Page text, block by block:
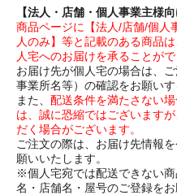
【法人・店舗・個人事業主様
商品ページに【法人/店舗/個人
人のみ】等と記載のある商品
人宅へのお届けを承ることがで
お届け先が個人宅の場合は、
事業所名等）の確認をお願いす
また、 配送条件を満たさない
は、誠に恐縮ではございます
だく場合がございます。
ご注文の際は、お届け先情報
願いいたします。
※個人宅宛では配送できない
名・店舗名・屋号のご登録をお